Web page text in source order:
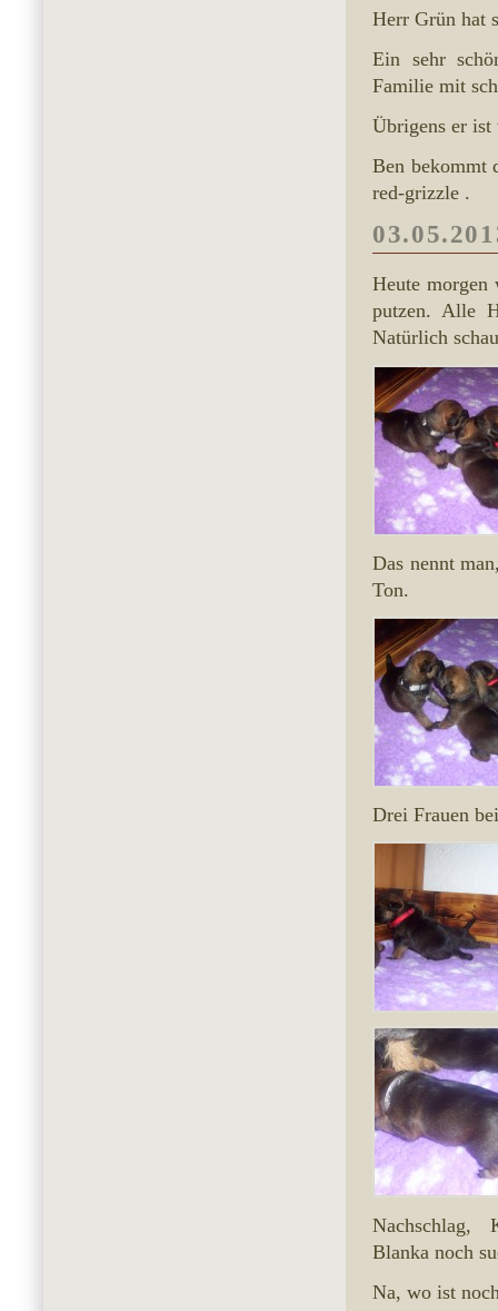
Herr Grün hat
Ein sehr
Familie mit
Übrigens er
Ben bekommt
red-grizzle .
Heute morgen
putzen. Alle
Natürlich
Das nennt
Ton.
Drei Frauen
Nachschlag,
Blanka noch
Na, wo ist